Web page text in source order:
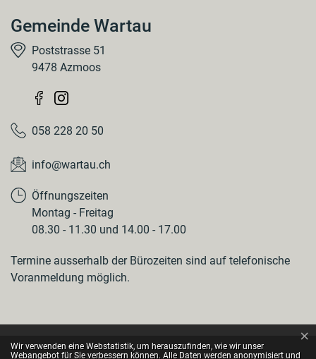
Gemeinde Wartau
Poststrasse 51
9478 Azmoos
058 228 20 50
info@wartau.ch
Öffnungszeiten
Montag - Freitag
08.30 - 11.30 und 14.00 - 17.00
Termine ausserhalb der Bürozeiten sind auf telefonische
Voranmeldung möglich.
Webstatistik
Wir verwenden eine Webstatistik, um herauszufinden, wie wir unser
Webangebot für Sie verbessern können. Alle Daten werden anonymisiert und
×